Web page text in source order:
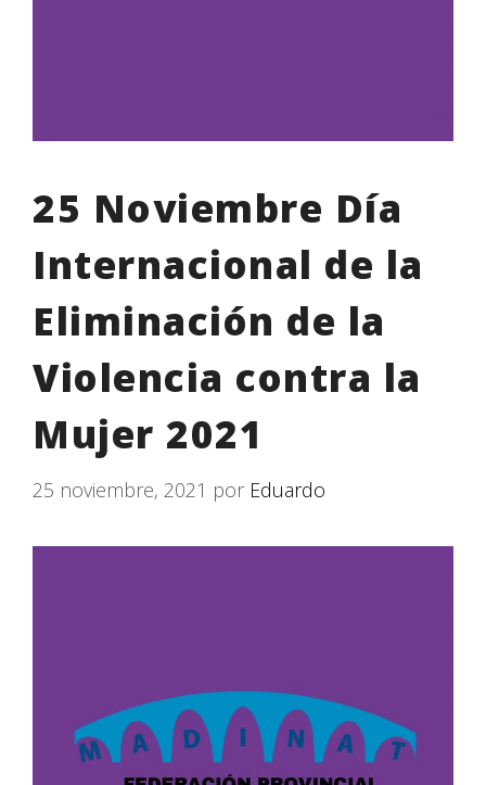
25 Noviembre Día
Internacional de la
Eliminación de la
Violencia contra la
Mujer 2021
25 noviembre, 2021 por Eduardo